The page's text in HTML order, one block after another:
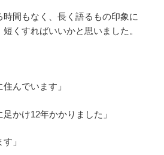
時間もなく、長く語るもの印象に
くすればいいかと思いました。
んでいます」
足かけ12年かかりました」
」